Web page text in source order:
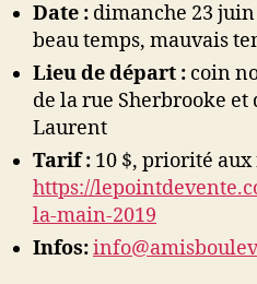
Date : dimanche 23 juin
beau temps, mauvais
Lieu de départ : coin
de la rue Sherbrooke
Laurent
Tarif : 10 $, priorité
https://
la-main-2019
Infos: